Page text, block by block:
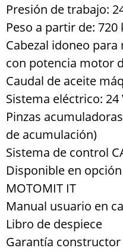
Presión de trabajo:
Peso a partir de: 720
Cabezal idoneo
con potencia motor
Caudal de aceite
Sistema eléctrico: 24
Pinzas
de acumulación)
Sistema de control
Disponible en
MOTOMIT IT
Manual usuario en
Libro de despiece
Garantía